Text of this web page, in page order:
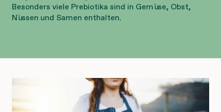
Besonders viele Prebiotika sind in Gemüse, Obst,
Nüssen und Samen enthalten.